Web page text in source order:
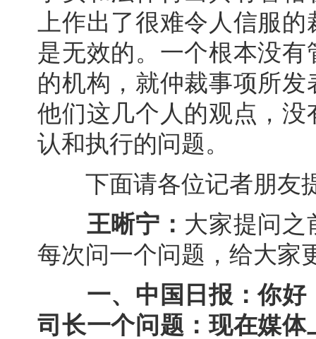
上作出了很难令人信服
是无效的。一个根本没
的机构，就仲裁事项所
他们这几个人的观点，
认和执行的问题。
下面请各位记者朋友
王晰宁： 大家提问之
每次问一个问题，给大家
一、中国日报：你
司长一个问题：现在媒